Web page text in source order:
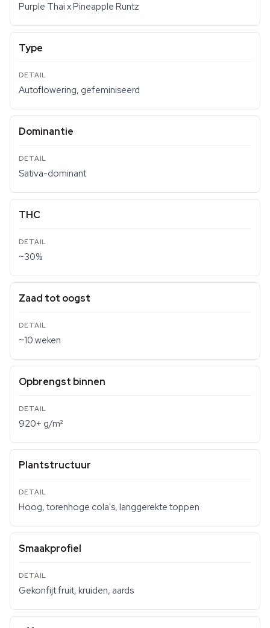
Purple Thai x Pineapple Runtz
Type
Autoflowering, gefeminiseerd
Dominantie
Sativa-dominant
THC
~30%
Zaad tot oogst
~10 weken
Opbrengst binnen
920+ g/m²
Plantstructuur
Hoog, torenhoge cola's, langgerekte toppen
Smaakprofiel
Gekonfijt fruit, kruiden, aards